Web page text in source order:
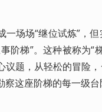
一场场“继位试炼”，
阶梯”。这种被称为
议题，从轻松的冒险
这座阶梯的每一级台